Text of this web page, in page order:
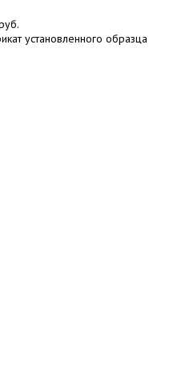
установленного образца